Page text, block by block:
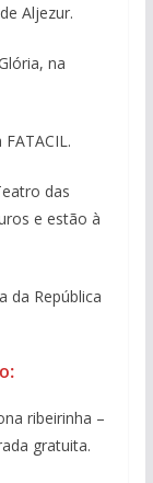
Aljezur.
na
FATACIL.
das
e estão à
da República
ribeirinha –
gratuita.